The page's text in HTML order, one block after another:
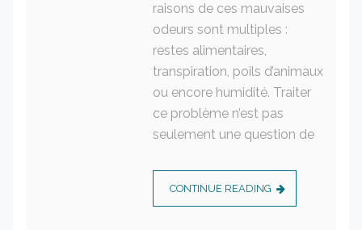
raisons de ces mauvaises
odeurs sont multiples :
restes alimentaires,
transpiration, poils d’animaux
ou encore humidité. Traiter
ce problème n’est pas
seulement une question de
CONTINUE READING